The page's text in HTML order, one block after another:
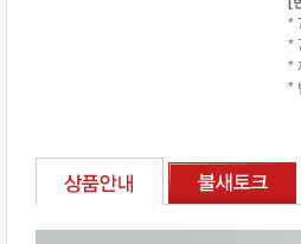
*
*
*
*